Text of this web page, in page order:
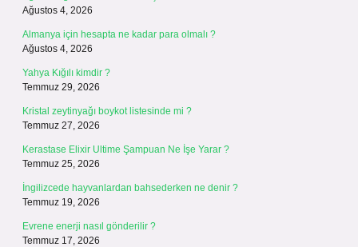
Ağustos 4, 2026
Almanya için hesapta ne kadar para olmalı ?
Ağustos 4, 2026
Yahya Kığılı kimdir ?
Temmuz 29, 2026
Kristal zeytinyağı boykot listesinde mi ?
Temmuz 27, 2026
Kerastase Elixir Ultime Şampuan Ne İşe Yarar ?
Temmuz 25, 2026
İngilizcede hayvanlardan bahsederken ne denir ?
Temmuz 19, 2026
Evrene enerji nasıl gönderilir ?
Temmuz 17, 2026